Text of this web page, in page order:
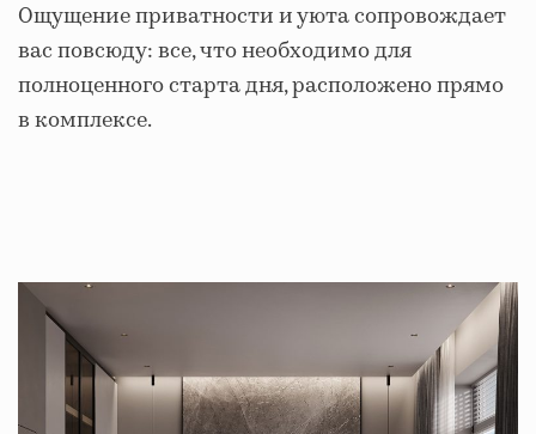
Ощущение приватности и уюта сопровождает
вас повсюду: все, что необходимо для
полноценного старта дня, расположено прямо
в комплексе.